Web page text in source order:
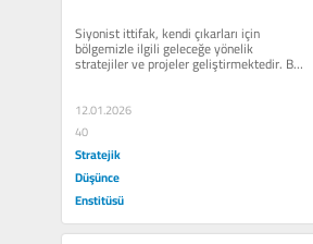
Siyonist ittifak, kendi çıkarları için
bölgemizle ilgili geleceğe yönelik
stratejiler ve projeler geliştirmektedir. Bu
proje ve stratejilerini...
12.01.2026
40
Stratejik
Düşünce
Enstitüsü